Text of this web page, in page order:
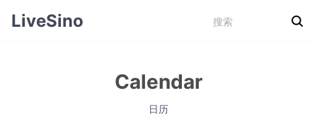
LiveSino
Calendar
日历